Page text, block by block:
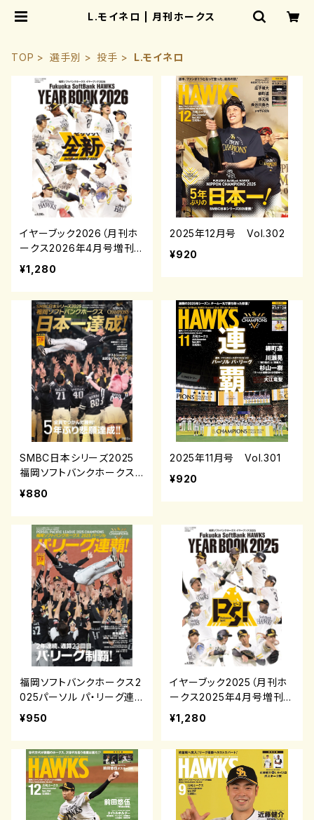
L.モイネロ | 月刊ホークス
TOP 選手別 投手 L.モイネロ
イヤーブック2026（月刊ホ
ークス2026年4月号増刊）
¥1,280
2025年12月号 Vol.302
¥920
SMBC日本シリーズ2025
福岡ソフトバンクホークス
日本一達成！
¥880
2025年11月号 Vol.301
¥920
福岡ソフトバンクホークス2
025パーソル パ・リーグ連
覇
¥950
イヤーブック2025（月刊ホ
ークス2025年4月号増刊）
¥1,280